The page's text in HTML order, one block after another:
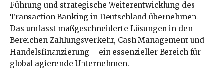
Führung und strategische Weiterentwicklung des
Transaction Banking in Deutschland übernehmen.
Das umfasst maßgeschneiderte Lösungen in den
Bereichen Zahlungsverkehr, Cash Management und
Handelsfinanzierung – ein essenzieller Bereich für
global agierende Unternehmen.